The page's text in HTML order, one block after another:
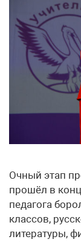
Очный этап
прошёл в
педагога
классов,
литературы,